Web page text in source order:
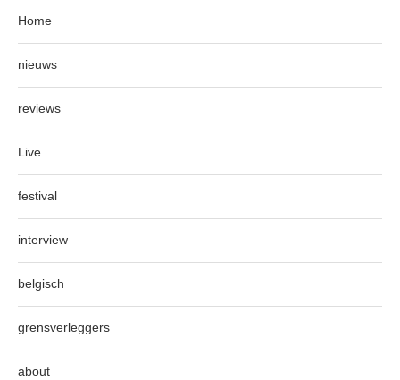
Home
nieuws
reviews
Live
festival
interview
belgisch
grensverleggers
about